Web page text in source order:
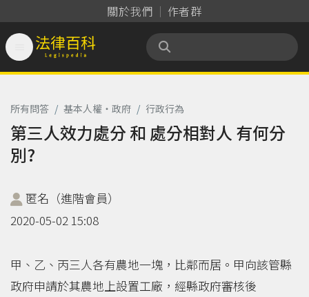
關於我們 作者群
法律百科 Legispedia
所有問答 / 基本人權‧政府 / 行政行為
第三人效力處分 和 處分相對人 有何分
別?
匿名（進階會員）
2020-05-02 15:08
甲、乙、丙三人各有農地一塊，比鄰而居。甲向該管縣
政府申請於其農地上設置工廠，經縣政府審核後